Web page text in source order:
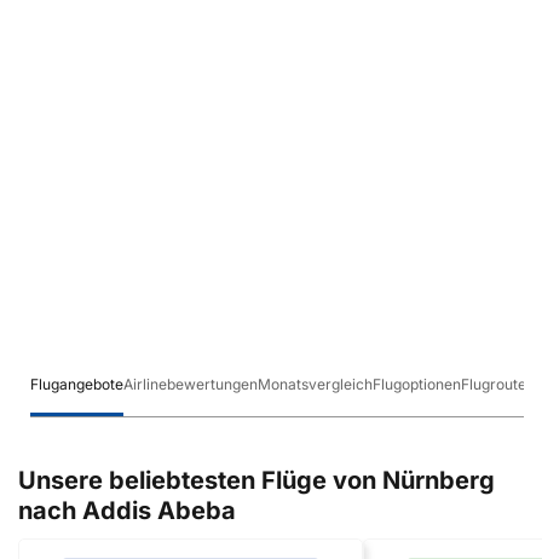
FlugangeboteAirlinebewertungenMonatsvergleichFlugoptionenFlugrouten
Unsere beliebtesten Flüge von Nürnberg
nach Addis Abeba